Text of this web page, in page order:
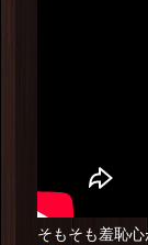
そもそも羞恥